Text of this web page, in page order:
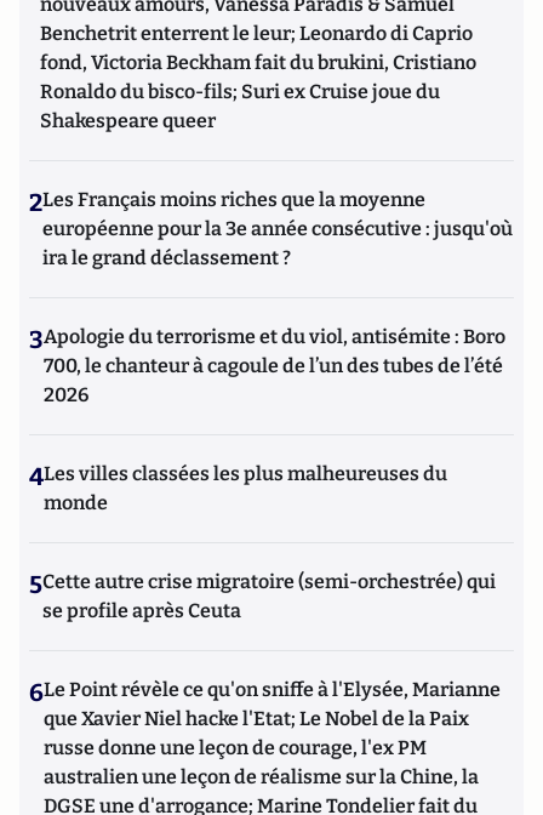
Benchetrit enterrent le leur; Leonardo di Caprio
fond, Victoria Beckham fait du brukini, Cristiano
Ronaldo du bisco-fils; Suri ex Cruise joue du
Shakespeare queer
2Les Français moins riches que la moyenne
européenne pour la 3e année consécutive : jusqu'où
ira le grand déclassement ?
3Apologie du terrorisme et du viol, antisémite : Boro
700, le chanteur à cagoule de l’un des tubes de l’été
2026
4Les villes classées les plus malheureuses du
monde
5Cette autre crise migratoire (semi-orchestrée) qui
se profile après Ceuta
6Le Point révèle ce qu'on sniffe à l'Elysée, Marianne
que Xavier Niel hacke l'Etat; Le Nobel de la Paix
russe donne une leçon de courage, l'ex PM
australien une leçon de réalisme sur la Chine, la
DGSE une d'arrogance; Marine Tondelier fait du